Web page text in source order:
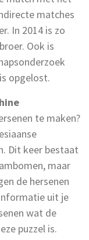
matches
In 2014 is zo
Ook is
opgelost.
te maken?
Dit keer bestaat
maar
de hersenen
uit je
wat de
puzzel is.